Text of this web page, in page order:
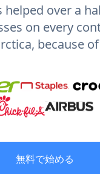
helped over a
on every
because
無料で始める